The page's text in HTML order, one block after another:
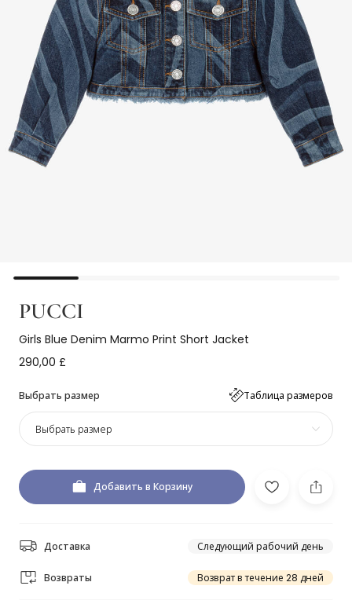
PUCCI
Girls Blue Denim Marmo Print Short Jacket
290,00 £
Выбрать размер Таблица размеров
Выбрать размер
Добавить в Корзину
Доставка Следующий рабочий день
Возвраты Возврат в течение 28 дней